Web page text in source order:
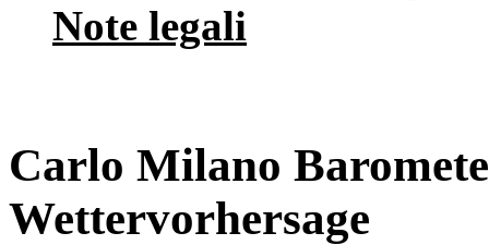
Note legali
Carlo Milano
Wettervorhersage